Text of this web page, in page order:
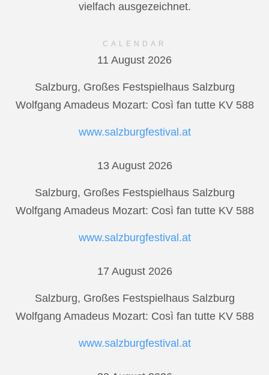
vielfach ausgezeichnet.
CALENDAR
11 August 2026
Salzburg, Großes Festspielhaus Salzburg
Wolfgang Amadeus Mozart: Così fan tutte KV 588
www.salzburgfestival.at
13 August 2026
Salzburg, Großes Festspielhaus Salzburg
Wolfgang Amadeus Mozart: Così fan tutte KV 588
www.salzburgfestival.at
17 August 2026
Salzburg, Großes Festspielhaus Salzburg
Wolfgang Amadeus Mozart: Così fan tutte KV 588
www.salzburgfestival.at